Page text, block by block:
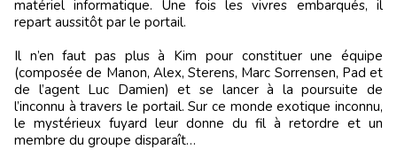
matériel informatique. Une fois les vivres embarqués, il
repart aussitôt par le portail.
Il n’en faut pas plus à Kim pour constituer une équipe
(composée de Manon, Alex, Sterens, Marc Sorrensen, Pad et
de l’agent Luc Damien) et se lancer à la poursuite de
l’inconnu à travers le portail. Sur ce monde exotique inconnu,
le mystérieux fuyard leur donne du fil à retordre et un
membre du groupe disparaît…